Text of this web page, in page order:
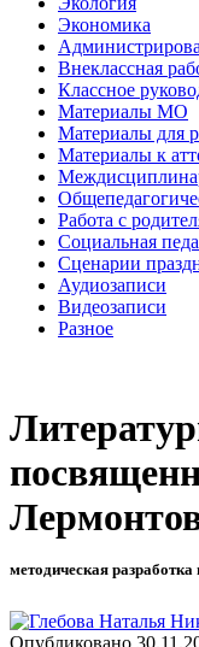
Экономика
Внеклассная
Классное
Материалы МО
Материалы для
Материалы к
Работа с
Социальная
Сценарии
Аудиозаписи
Видеозаписи
Разное
методическая разработка
Опубликовано